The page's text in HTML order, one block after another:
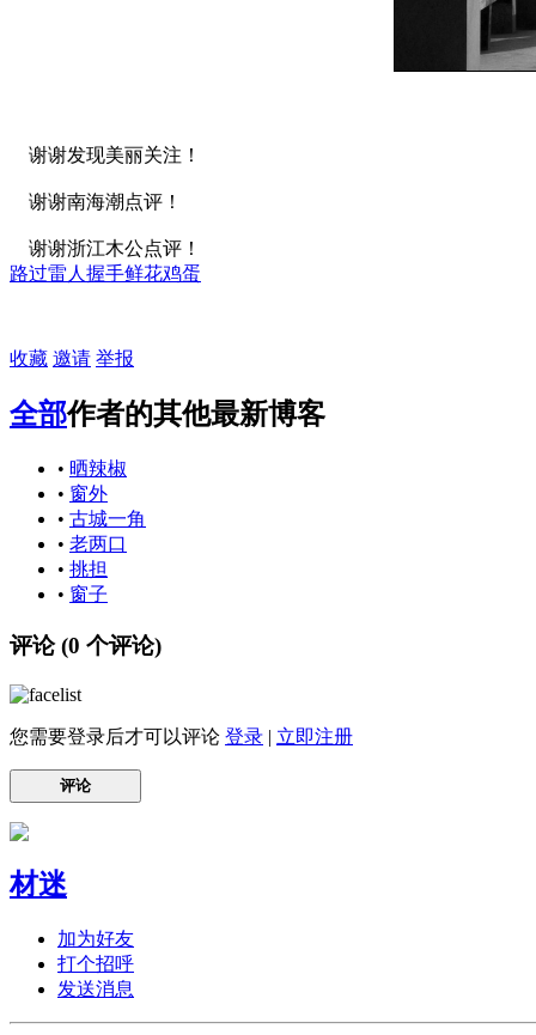
谢谢发现美丽关注！
谢谢南海潮点评！
谢谢浙江木公点评！
路过雷人 握手鲜花鸡蛋
收藏 邀请 举报
全部作者的其他最新博客
• 晒辣椒
• 窗外
• 古城一角
• 老两口
• 挑担
• 窗子
评论 (0 个评论)
您需要登录后才可以评论 登录 | 立即注册
评论
材迷
加为好友
打个招呼
发送消息